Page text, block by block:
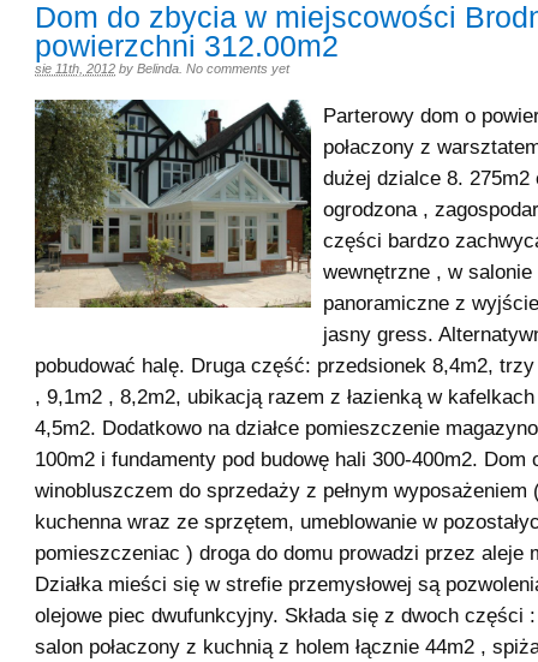
Dom do zbycia w miejscowości
powierzchni 312.00m2
sie 11th, 2012 by Belinda No comments yet
Parterowy dom o
połaczony z
dużej dzialce 8. 275m2
ogrodzona ,
części bardzo
wewnętrzne , w
panoramiczne z
jasny gress.
pobudować halę. Druga część: przedsionek 8,4m2,
, 9,1m2 , 8,2m2, ubikacją razem z łazienką w
4,5m2. Dodatkowo na działce pomieszczenie
100m2 i fundamenty pod budowę hali 300-400m2. Dom
winobluszczem do sprzedaży z pełnym wyposażeniem
kuchenna wraz ze sprzętem, umeblowanie w
pomieszczeniac ) droga do domu prowadzi przez aleje
Działka mieści się w strefie przemysłowej są
olejowe piec dwufunkcyjny. Składa się z dwoch części
salon połaczony z kuchnią z holem łącznie 44m2 ,